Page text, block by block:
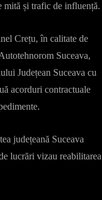
și trafic de influență.
Crețu, în calitate de
Suceava,
Județean Suceava cu
acorduri contractuale
județeană Suceava
lucrări vizau reabilitarea